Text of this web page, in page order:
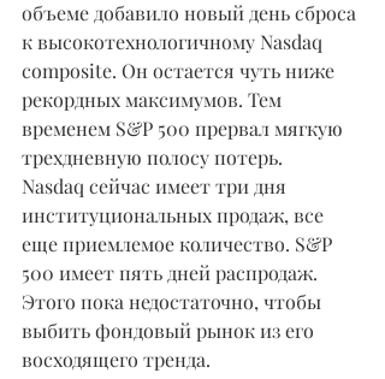
объеме добавило новый день сброса
к высокотехнологичному Nasdaq
composite. Он остается чуть ниже
рекордных максимумов. Тем
временем S&P 500 прервал мягкую
трехдневную полосу потерь.
Nasdaq сейчас имеет три дня
институциональных продаж, все
еще приемлемое количество. S&P
500 имеет пять дней распродаж.
Этого пока недостаточно, чтобы
выбить фондовый рынок из его
восходящего тренда.